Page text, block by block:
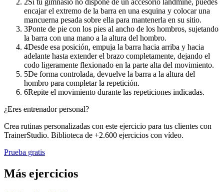
encajar el extremo de la barra en una esquina y colocar una
mancuerna pesada sobre ella para mantenerla en su sitio.
3Ponte de pie con los pies al ancho de los hombros, sujetando
la barra con una mano a la altura del hombro.
4Desde esa posición, empuja la barra hacia arriba y hacia
adelante hasta extender el brazo completamente, dejando el
codo ligeramente flexionado en la parte alta del movimiento.
5De forma controlada, devuelve la barra a la altura del
hombro para completar la repetición.
6Repite el movimiento durante las repeticiones indicadas.
¿Eres entrenador personal?
Crea rutinas personalizadas con este ejercicio para tus clientes con
TrainerStudio. Biblioteca de +2.600 ejercicios con vídeo.
Prueba gratis
Más ejercicios